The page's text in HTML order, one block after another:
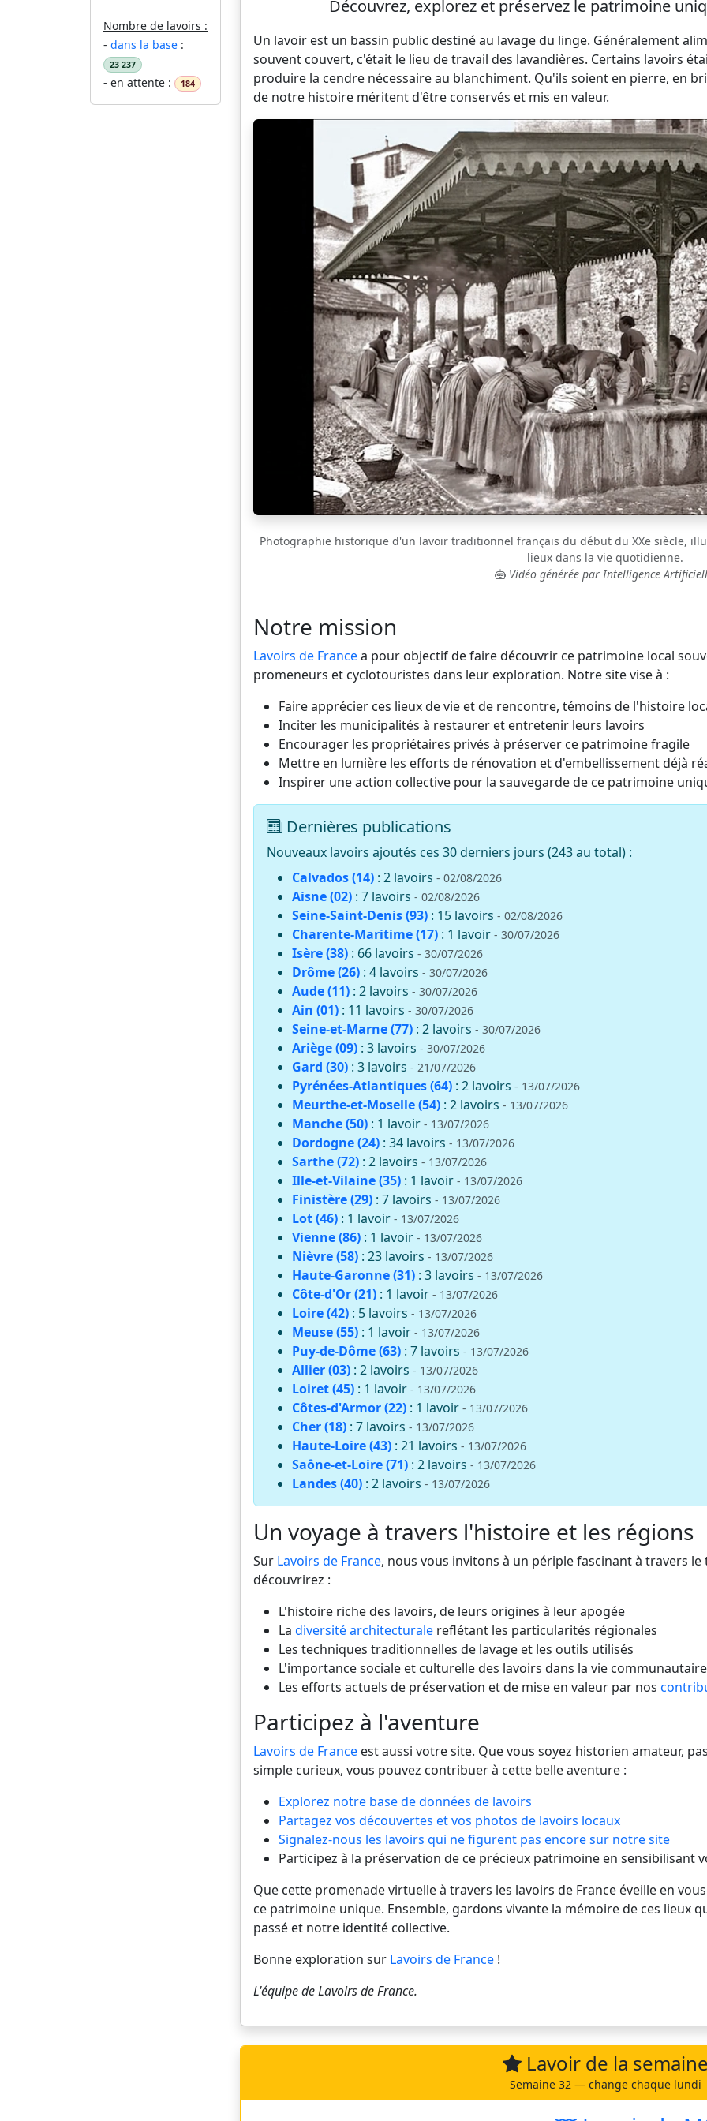
Nombre de lavoirs :
- dans la base :
23 237
- en attente : 184
Découvrez, explorez et préservez le patrimoine
Un lavoir est un bassin public destiné au lavage du linge. Généralement
souvent couvert, c'était le lieu de travail des lavandières. Certains lavoirs
produire la cendre nécessaire au blanchiment. Qu'ils soient en pierre, en
de notre histoire méritent d'être conservés et mis en valeur.
Photographie historique d'un lavoir traditionnel français du début du XXe siècle,
lieux dans la vie quotidienne.
Vidéo générée par Intelligence
Notre mission
Lavoirs de Francea pour objectif de faire découvrir ce patrimoine local
promeneurs et cyclotouristes dans leur exploration. Notre site vise à :
Faire apprécier ces lieux de vie et de rencontre, témoins de l'histoire
Inciter les municipalités à restaurer et entretenir leurs lavoirs
Encourager les propriétaires privés à préserver ce patrimoine fragile
Mettre en lumière les efforts de rénovation et d'embellissement déjà
Inspirer une action collective pour la sauvegarde de ce patrimoine
Dernières publications
Nouveaux lavoirs ajoutés ces 30 derniers jours (243 au total) :
Calvados (14) : 2 lavoirs - 02/08/2026
Aisne (02) : 7 lavoirs - 02/08/2026
Seine-Saint-Denis (93) : 15 lavoirs - 02/08/2026
Charente-Maritime (17) : 1 lavoir - 30/07/2026
Isère (38) : 66 lavoirs - 30/07/2026
Drôme (26) : 4 lavoirs - 30/07/2026
Aude (11) : 2 lavoirs - 30/07/2026
Ain (01) : 11 lavoirs - 30/07/2026
Seine-et-Marne (77) : 2 lavoirs - 30/07/2026
Ariège (09) : 3 lavoirs - 30/07/2026
Gard (30) : 3 lavoirs - 21/07/2026
Pyrénées-Atlantiques (64) : 2 lavoirs - 13/07/2026
Meurthe-et-Moselle (54) : 2 lavoirs - 13/07/2026
Manche (50) : 1 lavoir - 13/07/2026
Dordogne (24) : 34 lavoirs - 13/07/2026
Sarthe (72) : 2 lavoirs - 13/07/2026
Ille-et-Vilaine (35) : 1 lavoir - 13/07/2026
Finistère (29) : 7 lavoirs - 13/07/2026
Lot (46) : 1 lavoir - 13/07/2026
Vienne (86) : 1 lavoir - 13/07/2026
Nièvre (58) : 23 lavoirs - 13/07/2026
Haute-Garonne (31) : 3 lavoirs - 13/07/2026
Côte-d'Or (21) : 1 lavoir - 13/07/2026
Loire (42) : 5 lavoirs - 13/07/2026
Meuse (55) : 1 lavoir - 13/07/2026
Puy-de-Dôme (63) : 7 lavoirs - 13/07/2026
Allier (03) : 2 lavoirs - 13/07/2026
Loiret (45) : 1 lavoir - 13/07/2026
Côtes-d'Armor (22) : 1 lavoir - 13/07/2026
Cher (18) : 7 lavoirs - 13/07/2026
Haute-Loire (43) : 21 lavoirs - 13/07/2026
Saône-et-Loire (71) : 2 lavoirs - 13/07/2026
Landes (40) : 2 lavoirs - 13/07/2026
Un voyage à travers l'histoire et les régions
Sur Lavoirs de France, nous vous invitons à un périple fascinant à travers
découvrirez :
L'histoire riche des lavoirs, de leurs origines à leur apogée
La diversité architecturale reflétant les particularités régionales
Les techniques traditionnelles de lavage et les outils utilisés
L'importance sociale et culturelle des lavoirs dans la vie communautaire
Les efforts actuels de préservation et de mise en valeur par nos
Participez à l'aventure
Lavoirs de France est aussi votre site. Que vous soyez historien amateur,
simple curieux, vous pouvez contribuer à cette belle aventure :
Explorez notre base de données de lavoirs
Partagez vos découvertes et vos photos de lavoirs locaux
Signalez-nous les lavoirs qui ne figurent pas encore sur notre site
Participez à la préservation de ce précieux patrimoine en sensibilisant
Que cette promenade virtuelle à travers les lavoirs de France éveille en
ce patrimoine unique. Ensemble, gardons vivante la mémoire de ces lieux
passé et notre identité collective.
Bonne exploration sur Lavoirs de France !
L'équipe deLavoirs de France.
Lavoir de la semaine
Semaine 32 — change chaque lundi